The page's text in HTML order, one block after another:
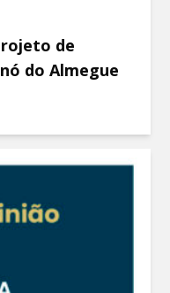
de
do Almegue